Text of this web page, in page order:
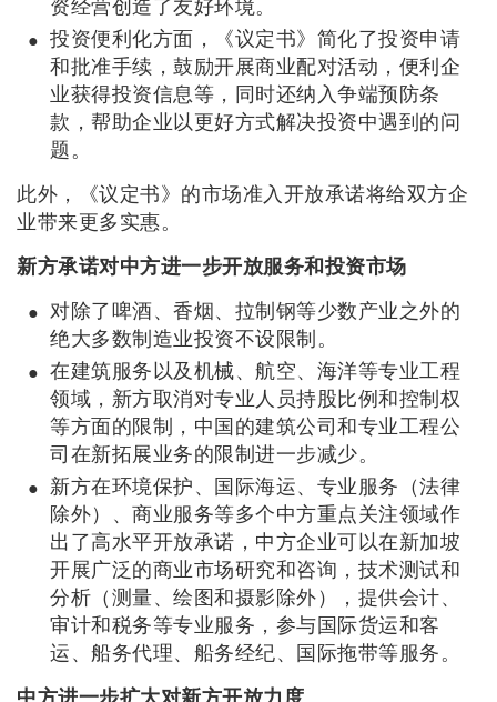
资经营创造了友好环境。
投资便利化方面，《议定书》简化了投资申请
和批准手续，鼓励开展商业配对活动，便利企
业获得投资信息等，同时还纳入争端预防条
款，帮助企业以更好方式解决投资中遇到的问
题。
此外，《议定书》的市场准入开放承诺将给双方企
业带来更多实惠。
新方承诺对中方进一步开放服务和投资市场
对除了啤酒、香烟、拉制钢等少数产业之外的
绝大多数制造业投资不设限制。
在建筑服务以及机械、航空、海洋等专业工程
领域，新方取消对专业人员持股比例和控制权
等方面的限制，中国的建筑公司和专业工程公
司在新拓展业务的限制进一步减少。
新方在环境保护、国际海运、专业服务（法律
除外）、商业服务等多个中方重点关注领域作
出了高水平开放承诺，中方企业可以在新加坡
开展广泛的商业市场研究和咨询，技术测试和
分析（测量、绘图和摄影除外），提供会计、
审计和税务等专业服务，参与国际货运和客
运、船务代理、船务经纪、国际拖带等服务。